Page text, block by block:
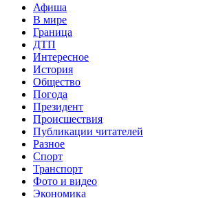
Афиша
В мире
Граница
ДТП
Интересное
История
Общество
Погода
Президент
Происшествия
Публикации читателей
Разное
Спорт
Транспорт
Фото и видео
Экономика